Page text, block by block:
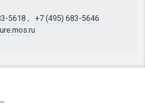
5618 ,
+7 (495) 683-5646